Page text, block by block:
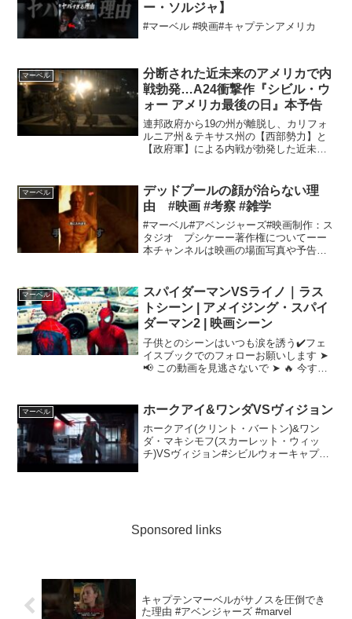
ー・ソルジャ】
#マーベル #映画#キャプテンアメリカ
マーベル
分断された近未来のアメリカで内
戦勃発…A24衝撃作『シビル・ウ
ォー アメリカ最後の日』本予告
連邦政府から19の州が離脱し、カリフォ
ルニア州＆テキサス州の【西部勢力】と
【政府軍】による内戦が勃発した近未来
ったスリラー。気鋭の映画スタジオ・
A24が史上最⾼の製作...
マーベル
デッドプールの顔が治らない理
由 #映画 #考察 #雑学
#マーベル#アベンジャーズ#映画制作：ス
タジオ プシケーー著作権についてーー
本チャンネルは映画の場面写真や予告の
稿しております。著作権侵害に関する申
し立てがあった...
マーベル
スパイダーマンVSライノ｜ラス
トシーン | アメイジング・スパイ
ダーマン2 | 映画シーン
子供とのシーンはいつも涙を誘う✔️フェ
イスブックでのフォローお願いします ➤
📢 この動画を見逃さないで ➤ 🔥 今すぐ
ーマン2© 2014 Columbia ...
マーベル ホークアイ&ワンダVSヴィジョン
ホークアイ(クリント・バートン)&ワン
ダ・マキシモフ(スカーレット・ウィッ
チ)VSヴィジョン#シビルウォーキャプテ
Sponsored links
キャプテンマーベルがサノスを圧倒でき
た理由 #アベンジャーズ #marvel